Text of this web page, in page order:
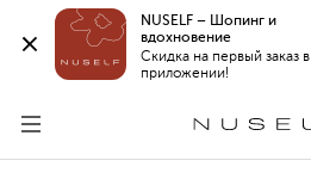
NUSELF – Шопинг и
вдохновение
Скидка на первый заказ в
приложении!